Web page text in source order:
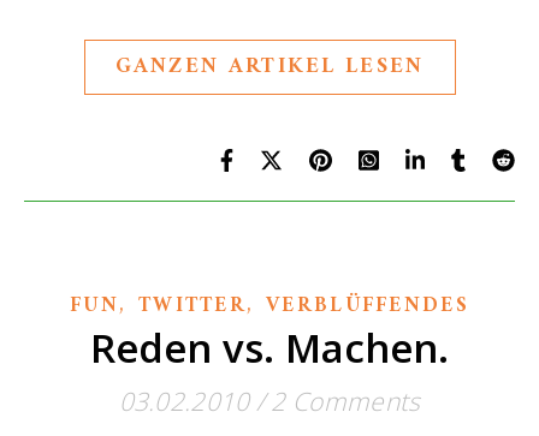
GANZEN ARTIKEL LESEN
FUN, TWITTER,VERBLÜFFENDES
Reden vs. Machen.
03.02.2010/ 2 Comments